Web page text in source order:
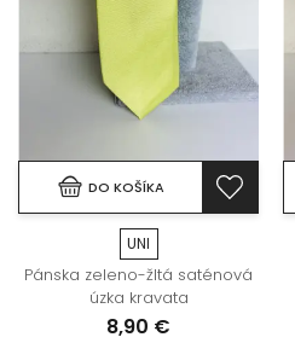
DO KOŠÍKA
UNI
Pánska zeleno-žltá saténová
úzka kravata
8,90 €